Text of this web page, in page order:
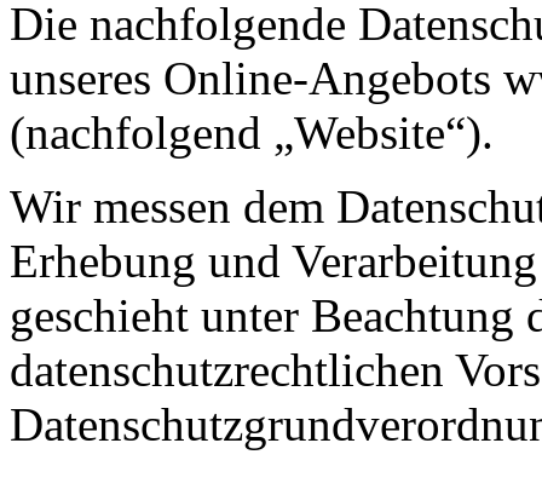
Die nachfolgende
unseres Online-Angebots
(nachfolgend „Website“).
Wir messen dem
Erhebung und
geschieht unter Beachtung
datenschutzrechtlichen